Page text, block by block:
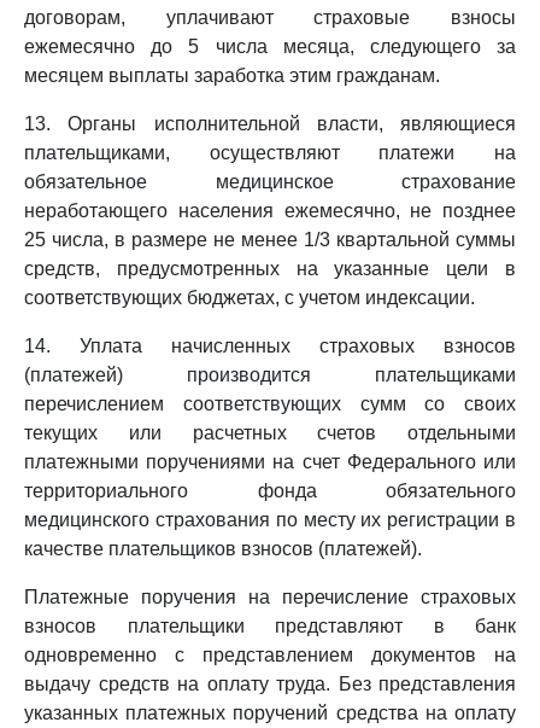
договорам, уплачивают страховые взносы
ежемесячно до 5 числа месяца, следующего за
месяцем выплаты заработка этим гражданам.
13. Органы исполнительной власти, являющиеся
плательщиками, осуществляют платежи на
обязательное медицинское страхование
неработающего населения ежемесячно, не позднее
25 числа, в размере не менее 1/3 квартальной суммы
средств, предусмотренных на указанные цели в
соответствующих бюджетах, с учетом индексации.
14. Уплата начисленных страховых взносов
(платежей) производится плательщиками
перечислением соответствующих сумм со своих
текущих или расчетных счетов отдельными
платежными поручениями на счет Федерального или
территориального фонда обязательного
медицинского страхования по месту их регистрации в
качестве плательщиков взносов (платежей).
Платежные поручения на перечисление страховых
взносов плательщики представляют в банк
одновременно с представлением документов на
выдачу средств на оплату труда. Без представления
указанных платежных поручений средства на оплату